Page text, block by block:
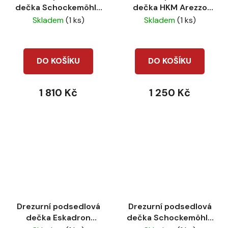
dečka Schockemöhle
spirit graphite
Skladem(1 ks)
DO KOŠÍKU
1 810 Kč
dečka HKM Arezzo
Sporty dark brown
Skladem(1 ks)
DO KOŠÍKU
1 250 Kč
Drezurní podsedlová
dečka Eskadron
Drezurní podsedlová
dečka Schockemöhle